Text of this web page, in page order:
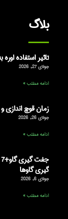
بلاگ
تاثیر استفاده
جولای 27, 2026
ادامه مطلب »
زمان قوچ اندازی
جولای 26, 2026
ادامه مطلب »
گیری گاوها
جولای 6, 2026
ادامه مطلب »